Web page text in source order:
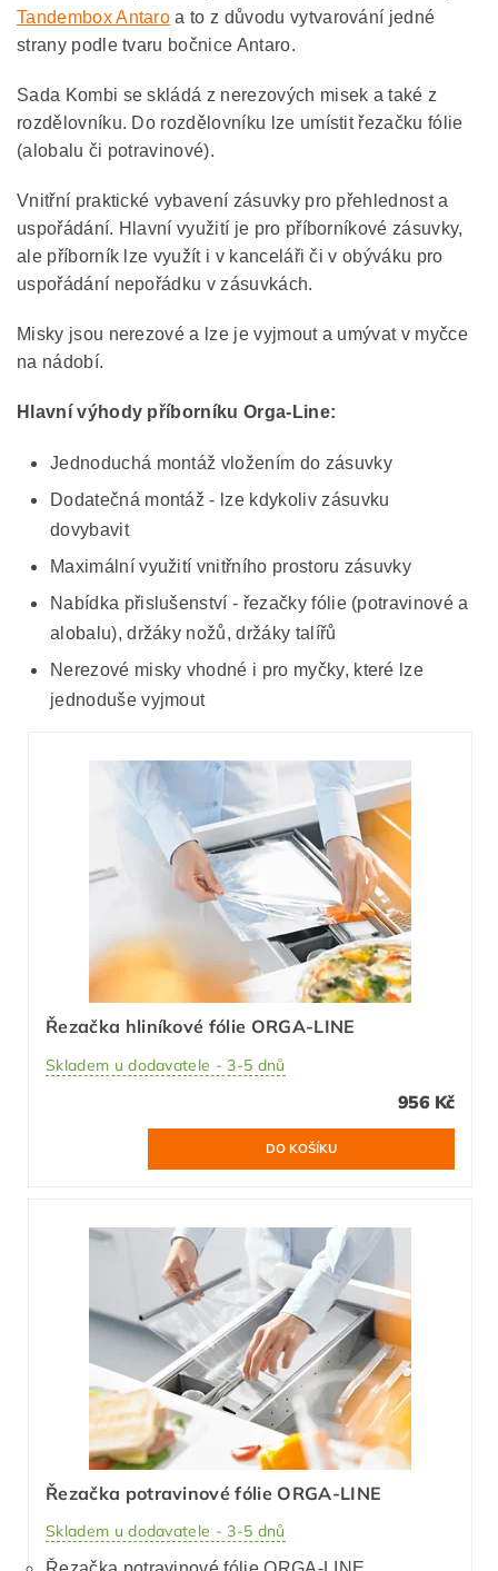
Tandembox Antaro a to z důvodu vytvarování jedné
strany podle tvaru bočnice Antaro.
Sada Kombi se skládá z nerezových misek a také z
rozdělovníku. Do rozdělovníku lze umístit řezačku fólie
(alobalu či potravinové).
Vnitřní praktické vybavení zásuvky pro přehlednost a
uspořádání. Hlavní využití je pro příborníkové zásuvky,
ale příborník lze využít i v kanceláři či v obýváku pro
uspořádání nepořádku v zásuvkách.
Misky jsou nerezové a lze je vyjmout a umývat v myčce
na nádobí.
Hlavní výhody příborníku Orga-Line:
Jednoduchá montáž vložením do zásuvky
Dodatečná montáž - lze kdykoliv zásuvku
dovybavit
Maximální využití vnitřního prostoru zásuvky
Nabídka přislušenství - řezačky fólie (potravinové a
alobalu), držáky nožů, držáky talířů
Nerezové misky vhodné i pro myčky, které lze
jednoduše vyjmout
Řezačka hliníkové fólie ORGA-LINE
Skladem u dodavatele - 3-5 dnů
956 Kč
Řezačka potravinové fólie ORGA-LINE
Skladem u dodavatele - 3-5 dnů